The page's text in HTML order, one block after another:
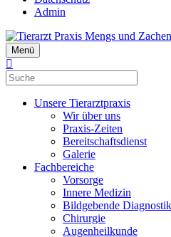
Admin
Menü
Unsere Tierarztpraxis
Wir über uns
Praxis-Zeiten
Bereitschaftsdienst
Galerie
Fachbereiche
Vorsorge
Innere Medizin
Bildgebende Diagnostik
Chirurgie
Augenheilkunde